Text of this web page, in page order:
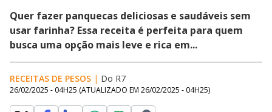
Quer fazer panquecas deliciosas e saudáveis sem
usar farinha? Essa receita é perfeita para quem
busca uma opção mais leve e rica em...
RECEITAS DE PESOS | Do R7
26/02/2025 - 04H25 (ATUALIZADO EM 26/02/2025 - 04H25)